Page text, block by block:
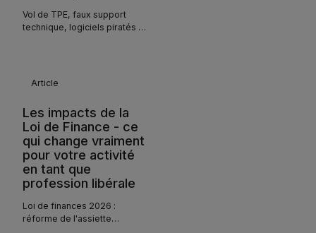
Vol de TPE, faux support
technique, logiciels piratés :
protéger votre commerce.
Article
Les impacts de la
Loi de Finance - ce
qui change vraiment
pour votre activité
en tant que
profession libérale
Loi de finances 2026 :
réforme de l'assiette